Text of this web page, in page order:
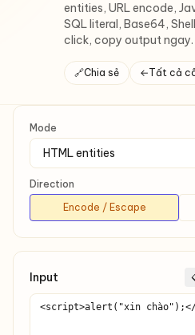
entities, URL encode,
SQL literal, Base64,
click, copy output ngay.
🔗Chia sẻ ←Tất cả
Mode
Direction
Encode / Escape
Input